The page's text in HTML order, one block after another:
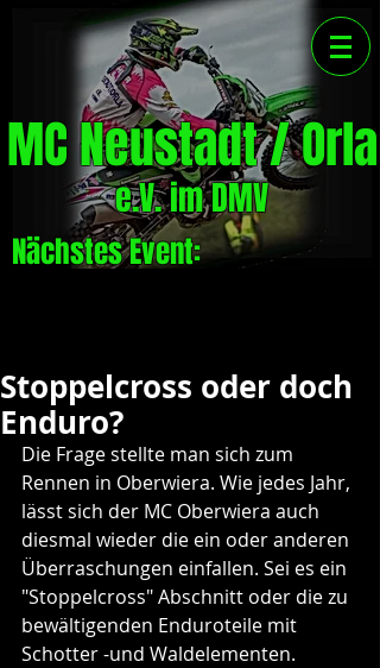
MC Neustadt / Orla
e.V. im DMV
Nächstes Event:
Stoppelcross oder doch
Enduro?
Die Frage stellte man sich zum
Rennen in Oberwiera. Wie jedes Jahr,
lässt sich der MC Oberwiera auch
diesmal wieder die ein oder anderen
Überraschungen einfallen. Sei es ein
"Stoppelcross" Abschnitt oder die zu
bewältigenden Enduroteile mit
Schotter -und Waldelementen.